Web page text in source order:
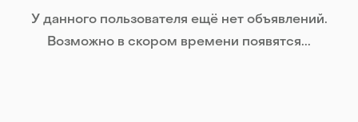
У данного пользователя ещё нет объявлений.
Возможно в скором времени появятся...